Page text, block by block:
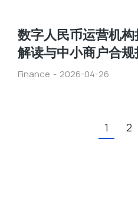
数字人民币运营机
解读与中小商户合
Finance 2026-04-26
1 2